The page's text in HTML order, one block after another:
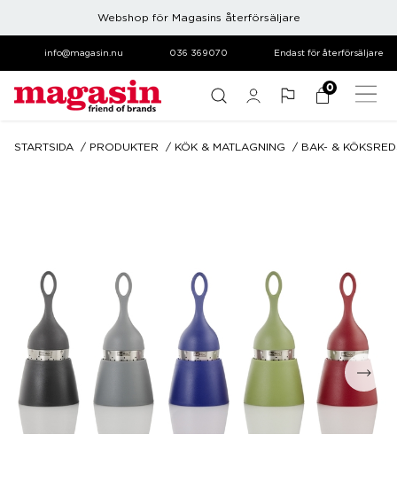
Webshop för Magasins återförsäljare
info@magasin.nu 036 369070 Endast för återförsäljare
0
STARTSIDA PRODUKTER KÖK & MATLAGNING BAK- &